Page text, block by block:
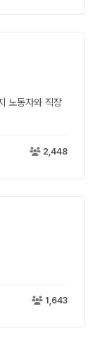
노동자와 직장
2,448
1,643